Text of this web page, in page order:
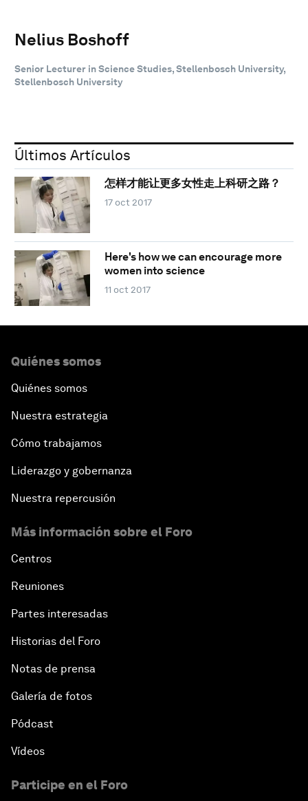
Nelius Boshoff
Senior Lecturer in Science Studies, Stellenbosch University,
Stellenbosch University
Últimos Artículos
怎样才能让更多女性走上科研之路？
17 oct 2017
Here's how we can encourage more
women into science
11 oct 2017
Quiénes somos
Quiénes somos
Nuestra estrategia
Cómo trabajamos
Liderazgo y gobernanza
Nuestra repercusión
Más información sobre el Foro
Centros
Reuniones
Partes interesadas
Historias del Foro
Notas de prensa
Galería de fotos
Pódcast
Vídeos
Participe en el Foro